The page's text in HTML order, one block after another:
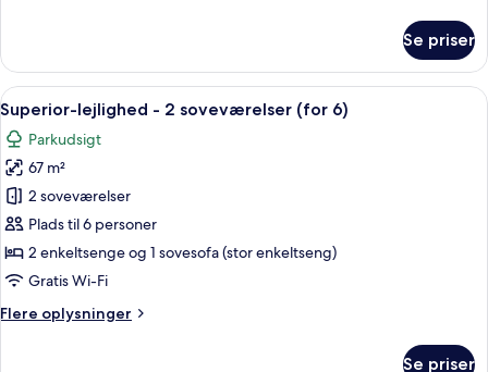
lejlighed
(for
3)
Se priser
Indlæs
alle
billeder
af
Superior-
lejlighed
-
2
(for
Et moderne hotelværelse med en
9
Superior-lejlighed - 2 soveværelser (for 6)
Parkudsigt
67 m²
2 soveværelser
Plads til 6 personer
2 enkeltsenge og 1 sovesofa (stor enkeltseng)
Gratis Wi-Fi
Flere oplysninger
Flere
Se priser